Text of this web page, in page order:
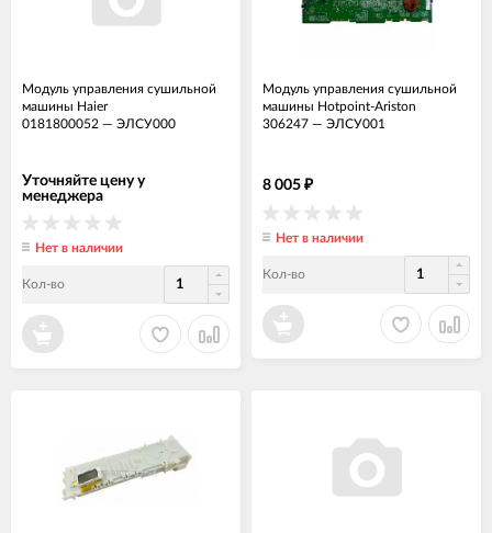
Модуль управления сушильной
машины Haier
0181800052 — ЭЛСУ000
Уточняйте цену у
менеджера
Нет в наличии
Кол-во
Модуль управления сушильной
машины Hotpoint-Ariston
306247 — ЭЛСУ001
8 005 ₽
Нет в наличии
Кол-во